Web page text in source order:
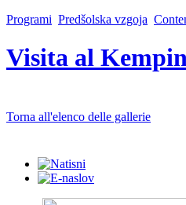
Programi Predšolska vzgoja
Visita al
Torna all'elenco delle gallerie